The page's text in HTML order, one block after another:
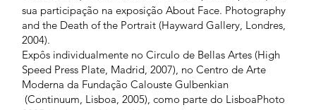
sua participação na exposição About Face. Photography
and the Death of the Portrait (Hayward Gallery, Londres,
2004).
Expôs individualmente no Circulo de Bellas Artes (High
Speed Press Plate, Madrid, 2007), no Centro de Arte
Moderna da Fundação Calouste Gulbenkian
(Continuum, Lisboa, 2005), como parte do LisboaPhoto